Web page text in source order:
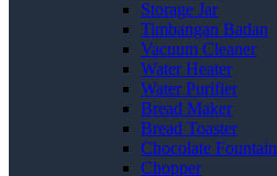
Storage Jar
Timbangan Badan
Vacuum Cleaner
Water Heater
Water Purifier
Bread Maker
Bread Toaster
Chocolate Fountain
Chopper